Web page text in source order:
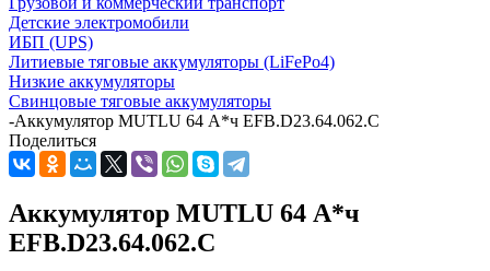
Детские электромобили
ИБП (UPS)
Литиевые тяговые аккумуляторы (LiFePo4)
Низкие аккумуляторы
Свинцовые тяговые аккумуляторы
-Аккумулятор MUTLU 64 А*ч EFB.D23.64.062.C
Поделиться
Аккумулятор MUTLU 64 А*ч
EFB.D23.64.062.C